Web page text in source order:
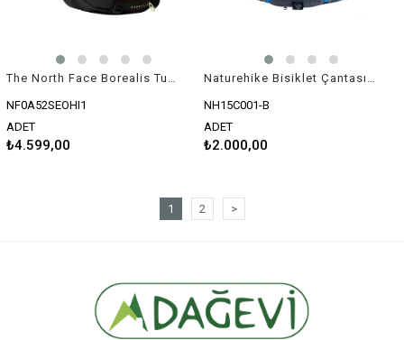
The North Face Borealis Turuncu/Siyah Çanta
NF0A52SEOHI1
ADET
₺4.599,00
Naturehike Bisiklet Çantası 15 Lt
NH15C001-B
ADET
₺2.000,00
1 2 >